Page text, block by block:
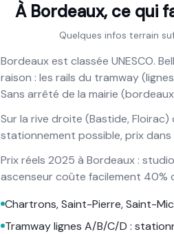
À Bordeaux, ce qui
Quelques infos terrain
Bordeaux est classée UNESCO.
raison : les rails du tramway
Sans arrêté de la mairie
Sur la rive droite (Bastide, Floirac)
stationnement possible, prix
Prix réels 2025 à Bordeaux :
ascenseur coûte facilement 40%
Chartrons, Saint-Pierre, Saint-
Tramway lignes A/B/C/D :